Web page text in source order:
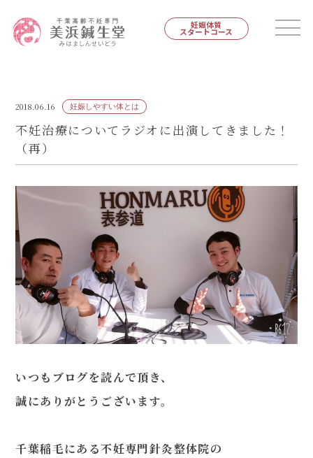
妊娠体質
スタートコース
080-4461-1473
2018.06.16 妊娠しやすい体とは
不妊治療についてラジオに出演してきました！
（再）
いつもブログを読んで頂き、
誠にありがとうございます。
千葉稲毛にある不妊専門針灸整体院の